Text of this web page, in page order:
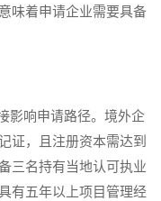
味着申请企业需要具备
响申请路径。境外企
证，且注册资本需达到
三名持有当地认可执业
有五年以上项目管理经